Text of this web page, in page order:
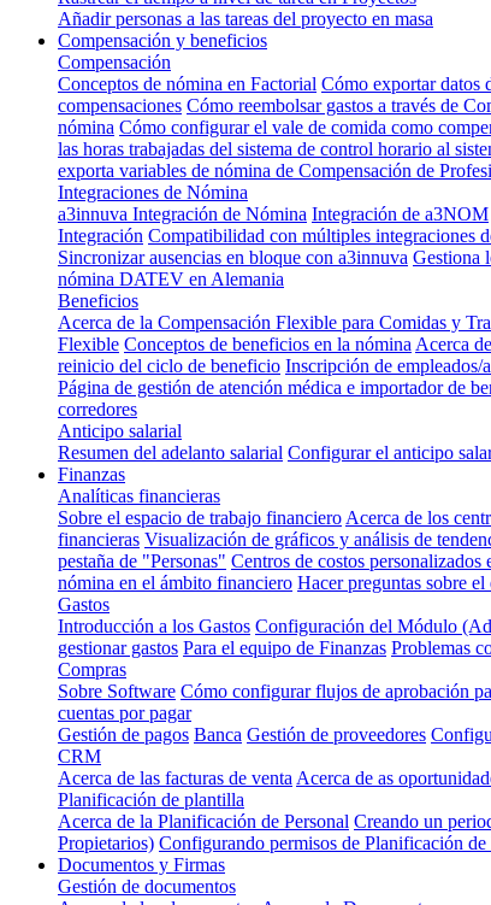
Añadir personas a las tareas del proyecto en masa
Compensación y beneficios
Compensación
Conceptos de nómina en Factorial Cómo exportar datos
compensaciones Cómo reembolsar gastos a través de
nómina Cómo configurar el vale de comida como
las horas trabajadas del sistema de control horario al
exporta variables de nómina de Compensación de
Integraciones de Nómina
a3innuva Integración de Nómina Integración de a3NOM
Integración Compatibilidad con múltiples integraciones
Sincronizar ausencias en bloque con a3innuva Gestiona
nómina DATEV en Alemania
Beneficios
Acerca de la Compensación Flexible para Comidas y
Flexible Conceptos de beneficios en la nómina Acerca
reinicio del ciclo de beneficio Inscripción de empleados/
Página de gestión de atención médica e importador de
corredores
Anticipo salarial
Resumen del adelanto salarial Configurar el anticipo
Finanzas
Analíticas financieras
Sobre el espacio de trabajo financiero Acerca de los
financieras Visualización de gráficos y análisis de
pestaña de "Personas" Centros de costos personalizados
nómina en el ámbito financiero Hacer preguntas sobre
Gastos
Introducción a los Gastos Configuración del Módulo
gestionar gastos Para el equipo de Finanzas Problemas
Compras
Sobre Software Cómo configurar flujos de aprobación
cuentas por pagar
Gestión de pagos Banca Gestión de proveedores
CRM
Acerca de las facturas de venta Acerca de as
Planificación de plantilla
Acerca de la Planificación de Personal Creando un
Propietarios) Configurando permisos de Planificación de
Documentos y Firmas
Gestión de documentos